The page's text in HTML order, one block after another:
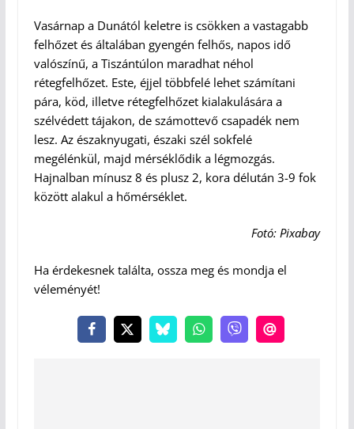
Vasárnap a Dunától keletre is csökken a vastagabb
felhőzet és általában gyengén felhős, napos idő
valószínű, a Tiszántúlon maradhat néhol
rétegfelhőzet. Este, éjjel többfelé lehet számítani
pára, köd, illetve rétegfelhőzet kialakulására a
szélvédett tájakon, de számottevő csapadék nem
lesz. Az északnyugati, északi szél sokfelé
megélénkül, majd mérséklődik a légmozgás.
Hajnalban mínusz 8 és plusz 2, kora délután 3-9 fok
között alakul a hőmérséklet.
Fotó: Pixabay
Ha érdekesnek találta, ossza meg és mondja el
véleményét!